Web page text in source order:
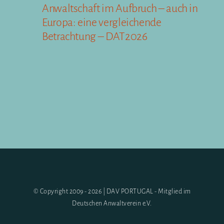
Anwaltschaft im Aufbruch – auch in
Europa: eine vergleichende
Betrachtung – DAT2026
© Copyright 2009 - 2026 | DAV PORTUGAL - Mitglied im
Deutschen Anwaltverein e.V.